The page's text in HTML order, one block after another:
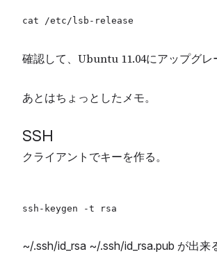
確認して、Ubuntu 11.04にアップグレ
あとはちょっとしたメモ。
SSH
クライアントでキーを作る。
~/.ssh/id_rsa ~/.ssh/id_rsa.pub が出来